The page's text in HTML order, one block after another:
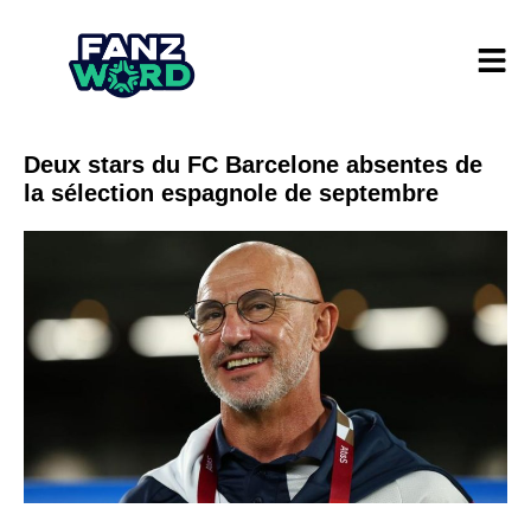
Deux stars du FC Barcelone absentes de
la sélection espagnole de septembre